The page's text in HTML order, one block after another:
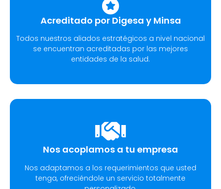
Acreditado por Digesa y Minsa​
Todos nuestros aliados estratégicos a nivel nacional
se encuentran acreditadas por las mejores
entidades de la salud.
Nos acoplamos a tu empresa
Nos adaptamos a los requerimientos que usted
tenga, ofreciéndole un servicio totalmente